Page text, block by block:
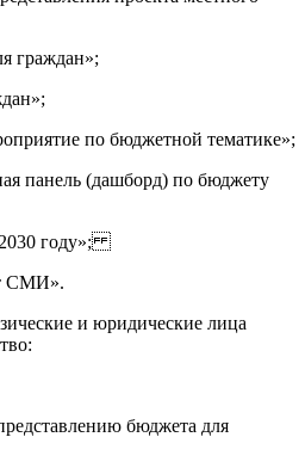
граждан»;
по бюджетной тематике»;
панель (дашборд) по бюджету
2030 году»;
СМИ».
и юридические лица
бюджета для